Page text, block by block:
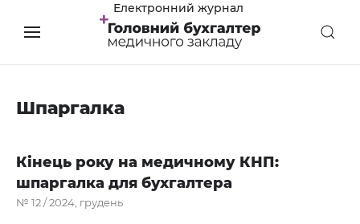
Електронний журнал
Шпаргалка
Кінець року на медичному КНП:
шпаргалка для бухгалтера
№ 12 / 2024, грудень